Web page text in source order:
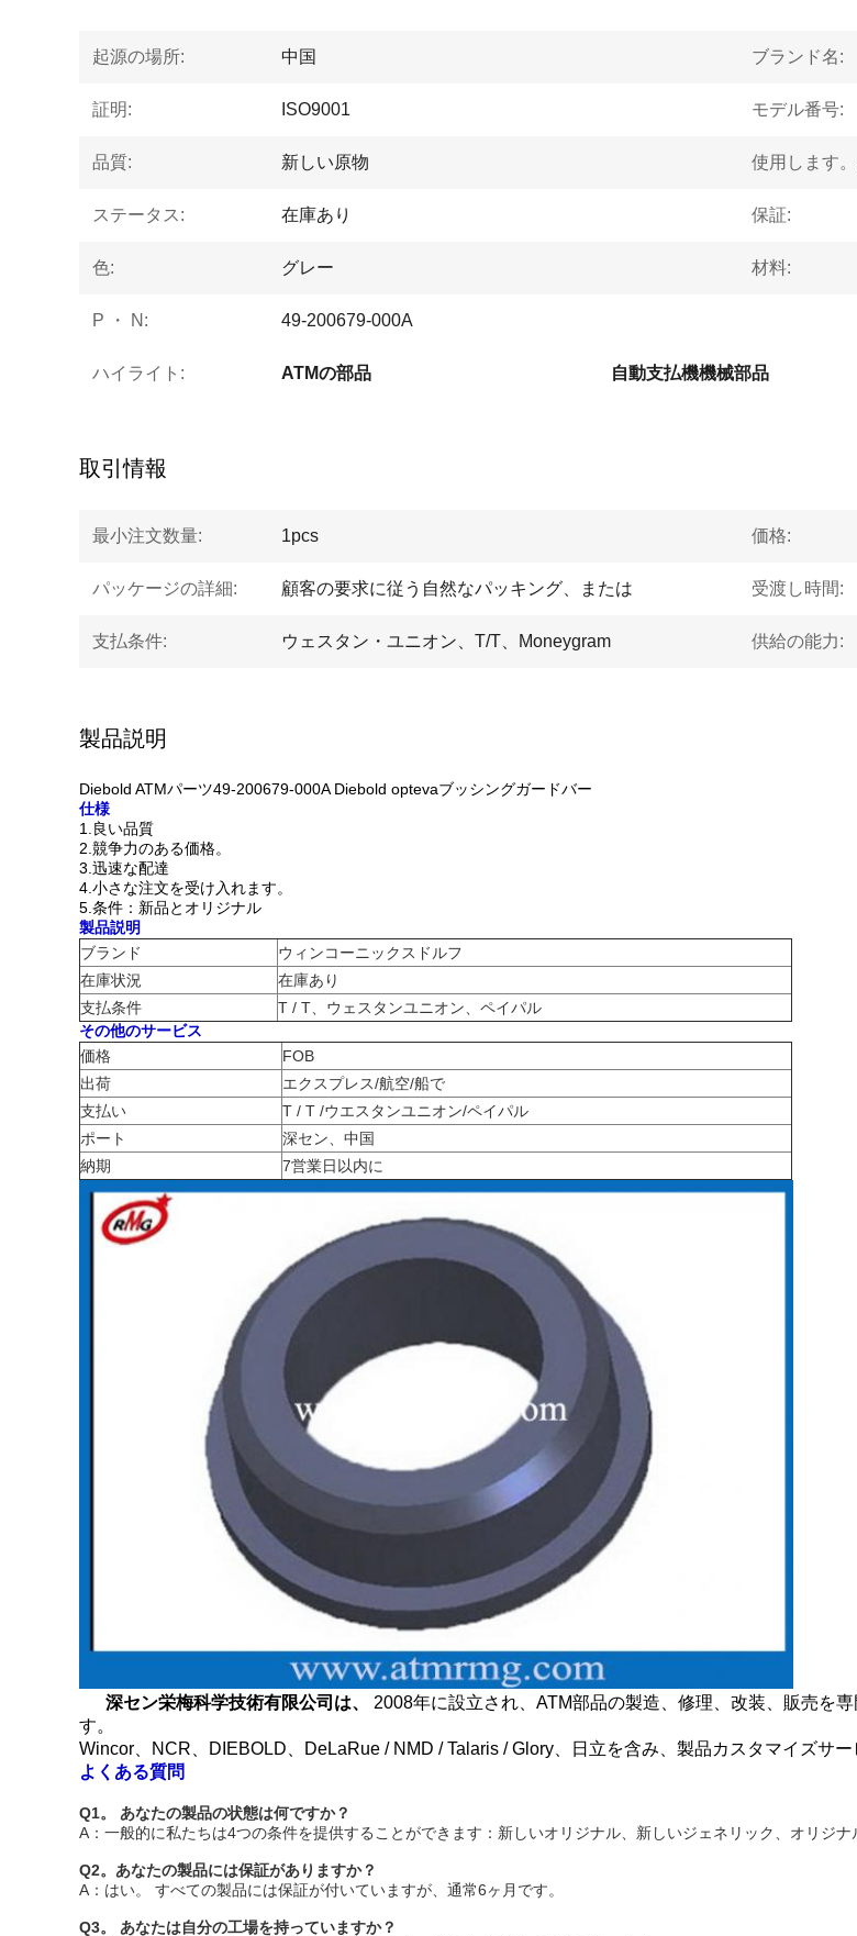
起源の場所: 中国 ブランド名:
証明: ISO9001 モデル番号:
品質: 新しい原物 使用します
ステータス: 在庫あり 保証:
色: グレー 材料:
P ・ N: 49-200679-000A
ハイライト: ATMの部品 自動支払機機械部品
取引情報
最小注文数量: 1pcs 価格:
パッケージの詳細: 顧客の要求に従う自然なパッキング、または 受渡し時間:
支払条件: ウェスタン・ユニオン、T/T、Moneygram 供給の能力:
製品説明
Diebold ATMパーツ49-200679-000A Diebold optevaブッシングガードバー
仕様
1.良い品質
2.競争力のある価格。
3.迅速な配達
4.小さな注文を受け入れます。
5.条件：新品とオリジナル
製品説明
ブランド
ウィンコーニックスドルフ
在庫状況
在庫あり
支払条件
T / T、ウェスタンユニオン、ペイパル
その他のサービス
価格
FOB
出荷
エクスプレス/航空/船で
支払い
T / T /ウエスタンユニオン/ペイパル
ポート
深セン、中国
納期
7営業日以内に
深セン栄梅科学技術有限公司は、 2008年に設立され、ATM部品の製造、修理、改装、販売を専
す。
Wincor、NCR、DIEBOLD、DeLaRue / NMD / Talaris / Glory、日立を含み、製品カスタマイズサー
よくある質問
Q1。
あなたの製品の状態は何ですか？
A：一般的に私たちは4つの条件を提供することができます：新しいオリジナル、新しいジェネリック、オリジ
Q2。あなたの製品には保証がありますか？
A：はい。
すべての製品には保証が付いていますが、通常6ヶ月です。
Q3。
あなたは自分の工場を持っていますか？